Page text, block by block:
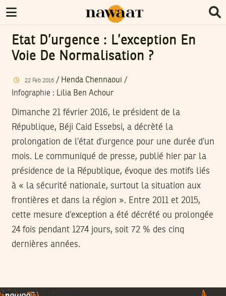
Etat D’urgence : L’exception En
Voie De Normalisation ?
22 Feb 2016/ Henda Chennaoui /
Infographie : Lilia Ben Achour
Dimanche 21 février 2016, le président de la
République, Béji Caid Essebsi, a décrèté la
prolongation de l’état d’urgence pour une durée d’un
mois. Le communiqué de presse, publié hier par la
présidence de la République, évoque des motifs liés
à « la sécurité nationale, surtout la situation aux
frontières et dans la région ». Entre 2011 et 2015,
cette mesure d’exception a été décrété ou prolongée
24 fois pendant 1274 jours, soit 72 % des cinq
dernières années.